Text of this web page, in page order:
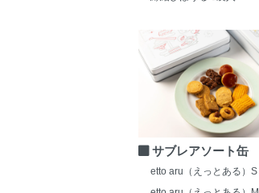
サブレアソート缶
etto aru（えっとある）S